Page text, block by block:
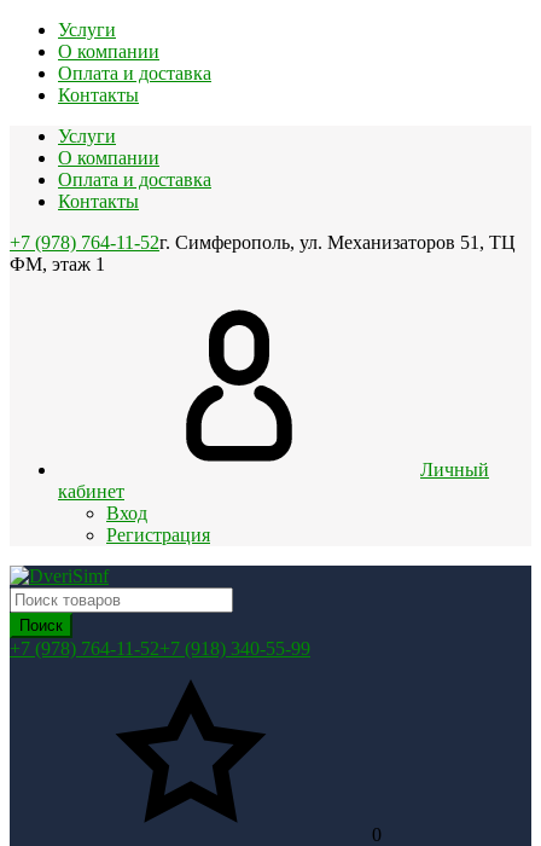
Услуги
О компании
Оплата и доставка
Контакты
Услуги
О компании
Оплата и доставка
Контакты
+7 (978) 764-11-52г. Симферополь, ул. Механизаторов 51, ТЦ
ФМ, этаж 1
Личный
кабинет
Вход
Регистрация
Поиск
+7 (978) 764-11-52+7 (918) 340-55-99
0